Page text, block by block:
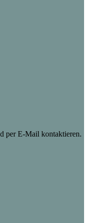
per E-Mail kontaktieren.